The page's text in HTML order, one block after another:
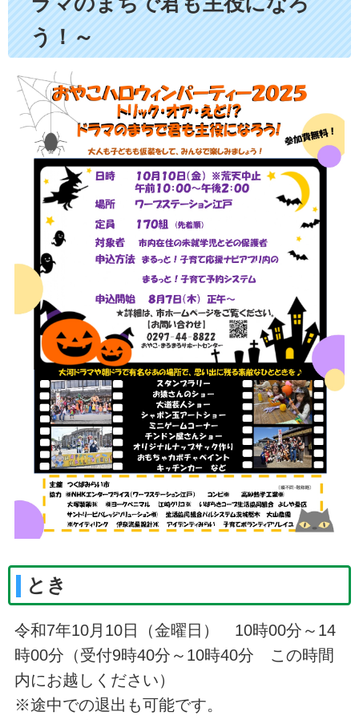
う！～
とき
令和7年10月10日（金曜日） 10時00分～14
時00分（受付9時40分～10時40分 この時間
内にお越しください）
※途中での退出も可能です。